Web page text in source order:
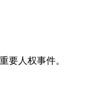
要人权事件。